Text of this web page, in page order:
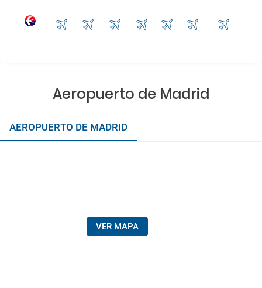
Aeropuerto de Madrid
AEROPUERTO DE MADRID
VER MAPA